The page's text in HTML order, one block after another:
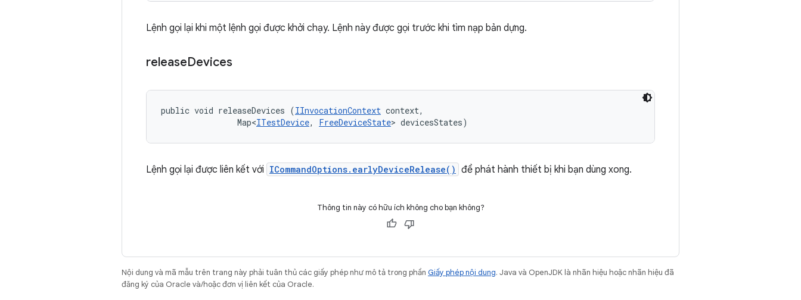
Lệnh gọi lại khi một lệnh gọi được khởi chạy. Lệnh này được gọi trước khi tìm nạp bản dựng.
releaseDevices
public void releaseDevices (IInvocationContext context,
                Map<
ITestDevice, FreeDeviceState> devicesStates)
Lệnh gọi lại được liên kết với ICommandOptions.earlyDeviceRelease() để phát hành thiết bị khi bạn dùng xong.
Thông tin này có hữu ích không cho bạn không?
Nội dung và mã mẫu trên trang này phải tuân thủ các giấy phép như mô tả trong phần Giấy phép nội dung. Java và OpenJDK là nhãn hiệu hoặc nhãn hiệu đã
đăng ký của Oracle và/hoặc đơn vị liên kết của Oracle.